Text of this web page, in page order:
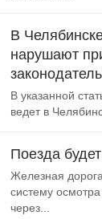
В
нарушают
В указанной
ведет в
Поезда
Железная
систему
через...